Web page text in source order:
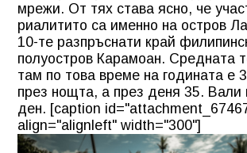
мрежи. От тях става ясно, че
риалитито са именно на остров
10-те разпръснати край
полуостров Карамоан. Средната
там по това време на годината е
през нощта, а през деня 35. Вали
ден. [caption
align="alignleft" width="300"]